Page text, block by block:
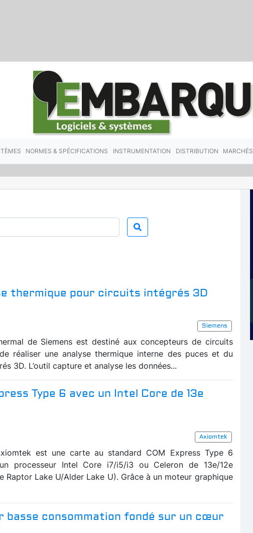
NORMES & SPÉCIFICATIONS INSTRUMENTATION DISTRIBUTION MARCHÉS
thermique pour circuits intégrés 3D
Siemens
de Siemens est destiné aux concepteurs de circuits
réaliser une analyse thermique interne des puces et du
3D. L’outil capture et analyse les données...
Type 6 avec un Intel Core de 13e
Axiomtek
est une carte au standard COM Express Type 6
processeur Intel Core i7/i5/i3 ou Celeron de 13e/12e
Raptor Lake U/Alder Lake U). Grâce à un moteur graphique
basse consommation fondé sur un cœur